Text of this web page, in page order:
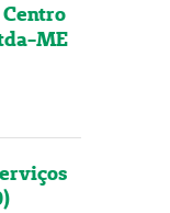
Centro
ME